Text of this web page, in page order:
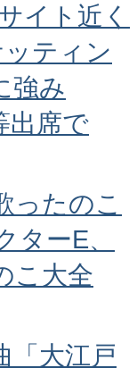
イト近く
ティン
強み
出席で
ったのこ
ターE、
こ大全
「大江戸